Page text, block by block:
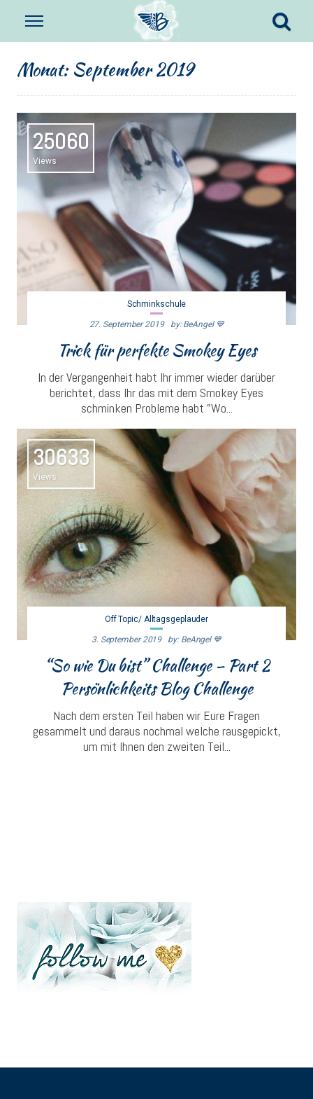
Monat:September 2019
25060
Views
Schminkschule
27. September 2019 By: BeAngel 💙
Trick für perfekte Smokey Eyes
In der Vergangenheit habt Ihr immer wieder darüber
berichtet, dass Ihr das mit dem Smokey Eyes
schminken Probleme habt "Wo...
30633
Views
Off Topic/ Alltagsgeplauder
3. September 2019 By: BeAngel 💙
“So wie Du bist” Challenge – Part 2
Persönlichkeits Blog Challenge
Nach dem ersten Teil haben wir Eure Fragen
gesammelt und daraus nochmal welche rausgepickt,
um mit Ihnen den zweiten Teil...